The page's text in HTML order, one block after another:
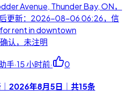
Avenue, Thunder Bay, ON，
更新：2026-08-06 06:26，信
for rent in downtown
认，未注明
手·15 小时前· 0
2026年8月5日｜共15条